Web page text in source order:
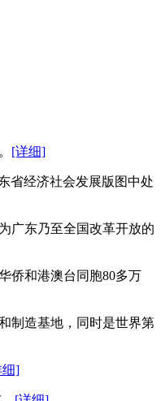
[详细]
省经济社会发展版图中处
广东乃至全国改革开放的
侨和港澳台同胞80多万
制造基地，同时是世界第
细]